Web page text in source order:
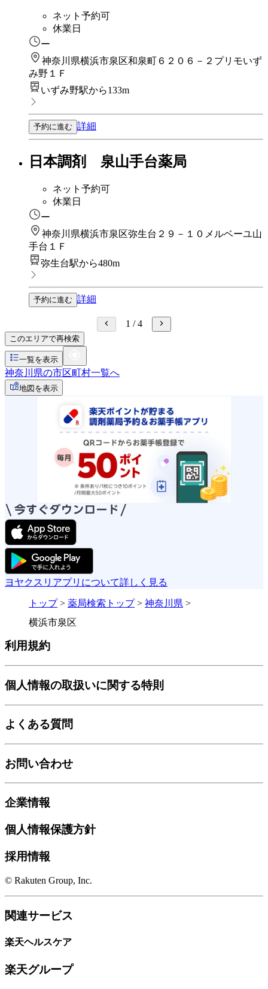
ネット予約可
休業日
ー
神奈川県横浜市泉区和泉町６２０６－２プリモいず
み野１Ｆ
いずみ野駅から133m
予約に進む 詳細
日本調剤 泉山手台薬局
ネット予約可
休業日
ー
神奈川県横浜市泉区弥生台２９－１０メルベーユ山
手台１Ｆ
弥生台駅から480m
予約に進む 詳細
1 /4
このエリアで再検索
一覧を表示
神奈川県の市区町村一覧へ
地図を表示
ヨヤクスリアプリについて詳しく見る
トップ> 薬局検索トップ> 神奈川県 >
横浜市泉区
利用規約
個人情報の取扱いに関する特則
よくある質問
お問い合わせ
企業情報
個人情報保護方針
採用情報
© Rakuten Group, Inc.
関連サービス
楽天ヘルスケア
楽天グループ